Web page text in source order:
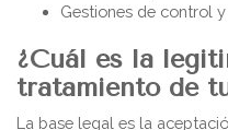
Gestiones de control
¿Cuál es la
tratamiento de
La base legal es la